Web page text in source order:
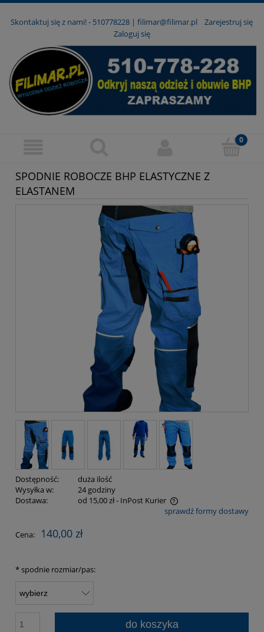
Skontaktuj się z nami! - 510778228 | filimar@filimar.pl
Zarejestruj się
Zaloguj się
SPODNIE ROBOCZE BHP ELASTYCZNE Z
ELASTANEM
Dostępność:
duża ilość
Wysyłka w:
24 godziny
Dostawa:
od 15,00 zł- InPost Kurier
Cena nie zawiera ewentualnych kosztów płatnościsprawdź formy dostawy
Cena: 140,00 zł
*spodnie rozmiar/pas:
do koszyka